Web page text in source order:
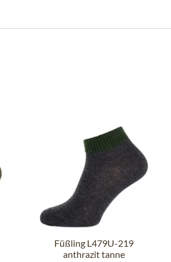
Füßling L479U-219
anthrazit tanne